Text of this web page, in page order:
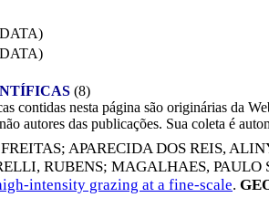
(8)
contidas nesta página são originárias da
autores das publicações. Sua coleta é
; APARECIDA DOS REIS,
RUBENS; MAGALHAES, PAULO
intensity grazing at a fine-scale.